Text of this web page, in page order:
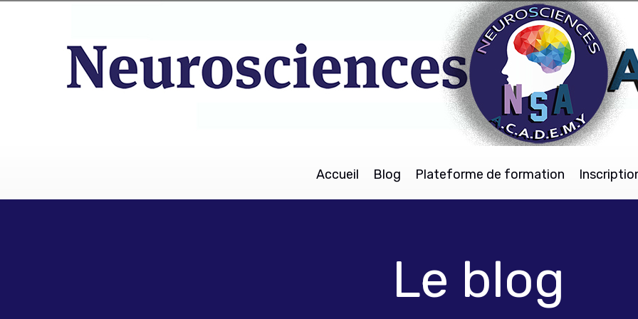
Accueil Blog Plateforme de formation
Le blog